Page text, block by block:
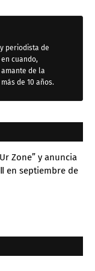
periodista de
cuando,
de la
de 10 años.
Zone” y anuncia
en septiembre de